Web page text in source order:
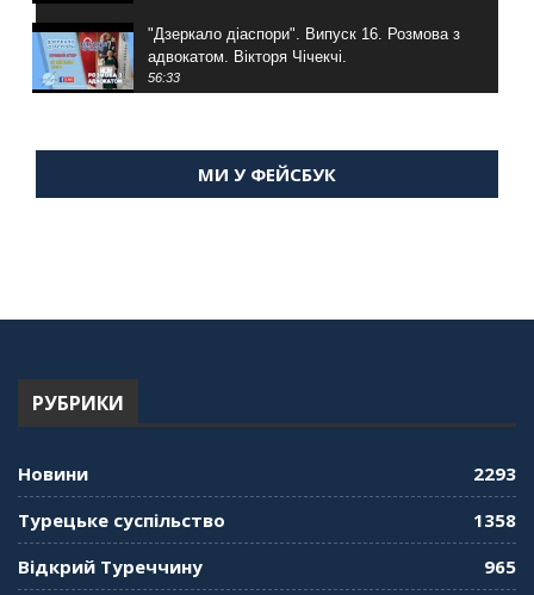
"Дзеркало діаспори". Випуск 16. Розмова з
адвокатом. Вікторя Чічекчі.
56:33
Мухарський про життя в Туреччині
"Дзеркало діаспори". Випуск 13. МУШ в
"Дзеркало діаспори". Випуск 11. Олександр
Середа
МИ У ФЕЙСБУК
РУБРИКИ
Новини
2293
Турецьке суспільство
1358
Відкрий Туреччину
965